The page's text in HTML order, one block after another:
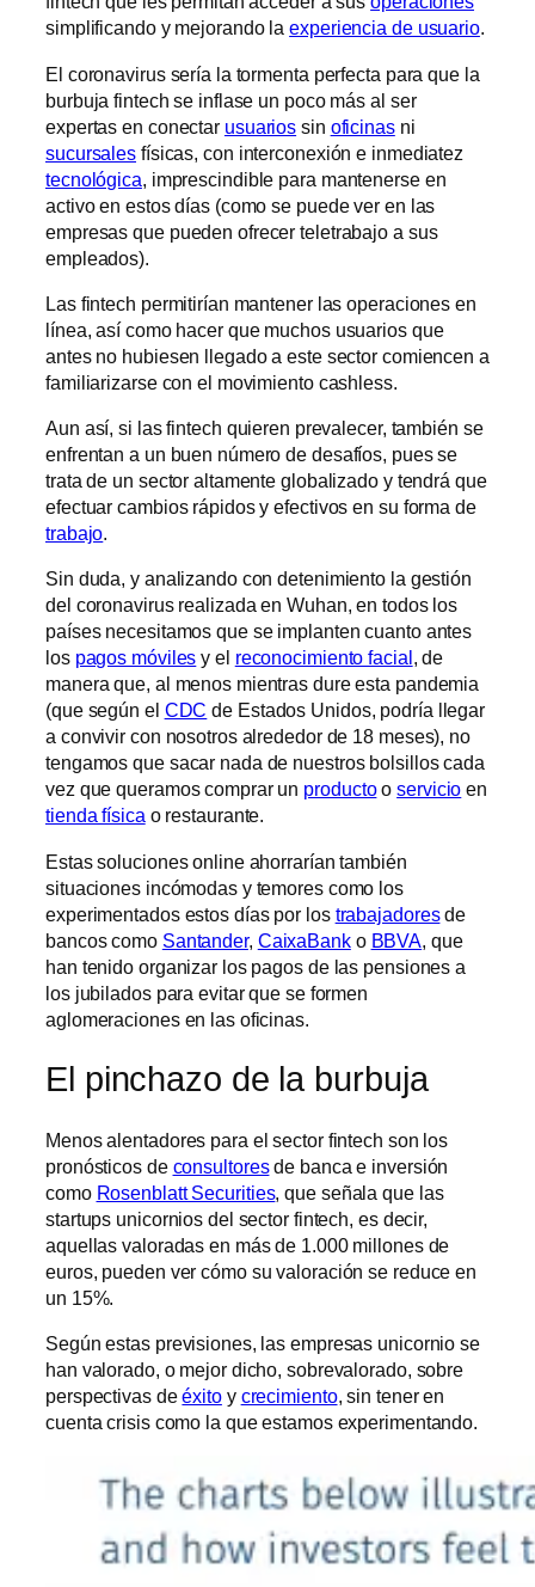
simplificando y mejorando laexperiencia de usuario.
El coronavirus sería la tormenta perfecta para que la
burbuja fintech se inflase un poco más al ser
expertas en conectar usuarios sin oficinasni
sucursales físicas, con interconexión e inmediatez
tecnológica, imprescindible para mantenerse en
activo en estos días (como se puede ver en las
empresas que pueden ofrecer teletrabajo a sus
empleados).
Las fintech permitirían mantener las operaciones en
línea, así como hacer que muchos usuarios que
antes no hubiesen llegado a este sector comiencen a
familiarizarse con el movimiento cashless.
Aun así, si las fintech quieren prevalecer, también se
enfrentan a un buen número de desafíos, pues se
trata de un sector altamente globalizado y tendrá que
efectuar cambios rápidos y efectivos en su forma de
trabajo.
Sin duda, y analizando con detenimiento la gestión
del coronavirus realizada en Wuhan, en todos los
países necesitamos que se implanten cuanto antes
los pagos móviles y el reconocimiento facial , de
manera que, al menos mientras dure esta pandemia
(que según el CDC de Estados Unidos, podría llegar
a convivir con nosotros alrededor de 18 meses), no
tengamos que sacar nada de nuestros bolsillos cada
vez que queramos comprar un productooservicio en
tienda física o restaurante.
Estas soluciones online ahorrarían también
situaciones incómodas y temores como los
experimentados estos días por los trabajadoresde
bancos como Santander, CaixaBanko BBVA, que
han tenido organizar los pagos de las pensiones a
los jubilados para evitar que se formen
aglomeraciones en las oficinas.
El pinchazo de la burbuja
Menos alentadores para el sector fintech son los
pronósticos de consultoresde banca e inversión
como Rosenblatt Securities, que señala que las
startups unicornios del sector fintech, es decir,
aquellas valoradas en más de 1.000 millones de
euros, pueden ver cómo su valoración se reduce en
un 15%.
Según estas previsiones, las empresas unicornio se
han valorado, o mejor dicho, sobrevalorado, sobre
perspectivas deéxitoy crecimiento, sin tener en
cuenta crisis como la que estamos experimentando.